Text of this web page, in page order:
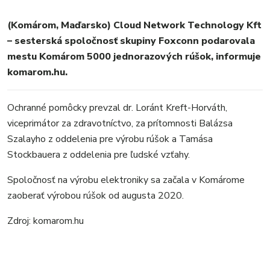
VIDEO
MIX
(Komárom, Maďarsko) Cloud Network Technology Kft
– sesterská spoločnosť skupiny Foxconn podarovala
mestu Komárom 5000 jednorazových rúšok, informuje
komarom.hu.
Ochranné pomôcky prevzal dr. Loránt Kreft-Horváth,
viceprimátor za zdravotníctvo, za prítomnosti Balázsa
Szalayho z oddelenia pre výrobu rúšok a Tamása
Stockbauera z oddelenia pre ľudské vzťahy.
Spoločnosť na výrobu elektroniky sa začala v Komárome
zaoberať výrobou rúšok od augusta 2020.
Zdroj: komarom.hu